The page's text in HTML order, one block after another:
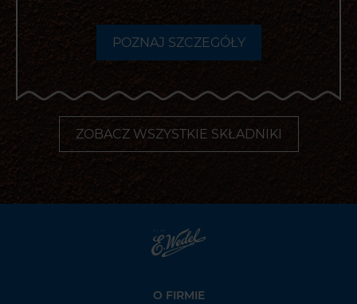
POZNAJ SZCZEGÓŁY
-
OTWIERA
POPUP
Z DODATKOWYMI
INFORMACJAMI
ZOBACZ WSZYSTKIE SKŁADNIKI
Strona
głowna
O FIRMIE